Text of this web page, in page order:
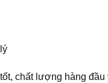
chất lượng hàng đầu